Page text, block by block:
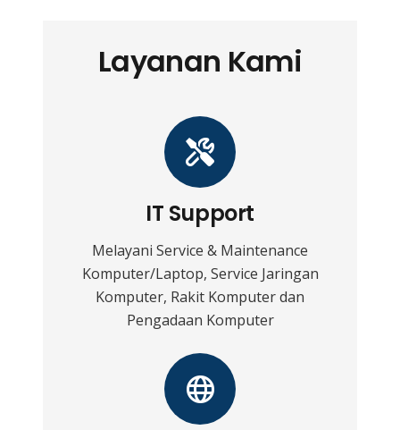
Layanan Kami
IT Support
Melayani Service & Maintenance
Komputer/Laptop, Service Jaringan
Komputer, Rakit Komputer dan
Pengadaan Komputer